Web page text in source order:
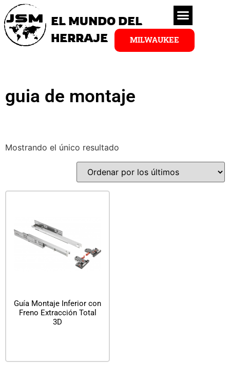
EL MUNDO DEL
HERRAJE
MILWAUKEE
guia de montaje
Mostrando el único resultado
Guía Montaje Inferior con
Freno Extracción Total
3D